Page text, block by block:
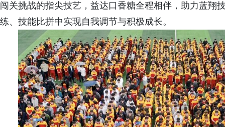
闯关挑战的指尖技艺，益达口香糖全程相伴，助力蓝翔
练、技能比拼中实现自我调节与积极成长。